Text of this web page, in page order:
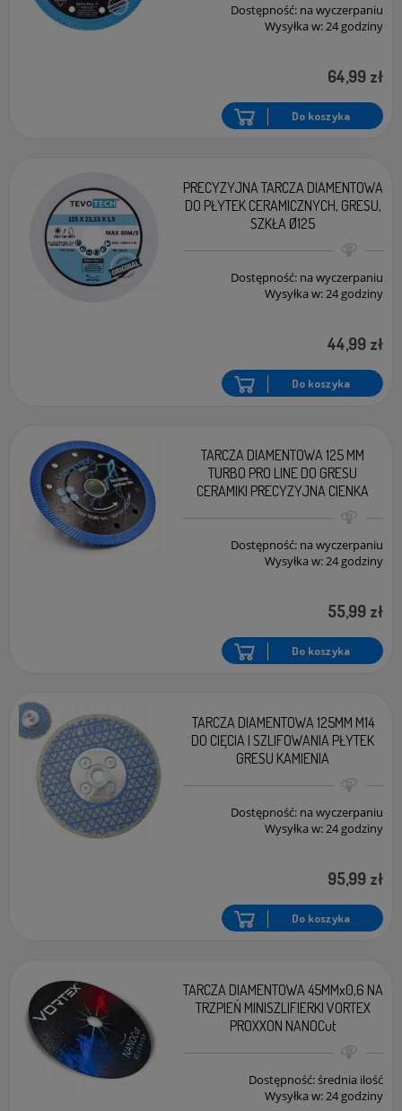
Dostępność: na wyczerpaniu
Wysyłka w:24 godziny
64,99 zł
Do koszyka
PRECYZYJNA TARCZA DIAMENTOWA
DO PŁYTEK CERAMICZNYCH, GRESU,
SZKŁA Ø125
Dostępność: na wyczerpaniu
Wysyłka w:24 godziny
44,99 zł
Do koszyka
TARCZA DIAMENTOWA 125 MM
TURBO PRO LINE DO GRESU
CERAMIKI PRECYZYJNA CIENKA
Dostępność: na wyczerpaniu
Wysyłka w:24 godziny
55,99 zł
Do koszyka
TARCZA DIAMENTOWA 125MM M14
DO CIĘCIA I SZLIFOWANIA PŁYTEK
GRESU KAMIENIA
Dostępność: na wyczerpaniu
Wysyłka w:24 godziny
95,99 zł
Do koszyka
TARCZA DIAMENTOWA 45MMx0,6 NA
TRZPIEŃ MINISZLIFIERKI VORTEX
PROXXON NANOCut
Dostępność:średnia ilość
Wysyłka w:24 godziny